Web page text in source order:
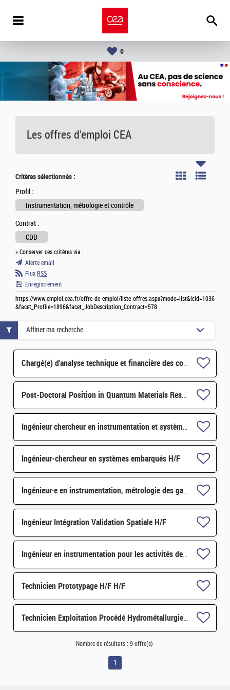
0
Les offres d'emploi CEA
Critères sélectionnés :
Profil :
Instrumentation, métrologie et contrôle
Contrat :
CDD
» Conserver ces critères via :
Alerte email
Flux RSS
Enregistrement
https://www.emploi.cea.fr/offre-de-emploi/liste-offres.aspx?mode=list&lcid=1036
&facet_Profile=1896&facet_JobDescription_Contract=578
Chargé(e) d'analyse technique et financière des contrats de maintenance électromécanique H/F
Post-Doctoral Position in Quantum Materials Research H/F
Ingénieur chercheur en instrumentation et systèmes embarqués H/F
Ingénieur-chercheur en systèmes embarqués H/F
Ingénieur·e en instrumentation, métrologie des gaz à effet de serre H/F
Ingénieur Intégration Validation Spatiale H/F
Ingénieur en instrumentation pour les activités de mesure continues de gaz à effet de serre H/F
Technicien Prototypage H/F H/F
Technicien Exploitation Procédé Hydrométallurgie H/F
Affiner ma recherche
Nombre de résultats : 9 offre(s)
1